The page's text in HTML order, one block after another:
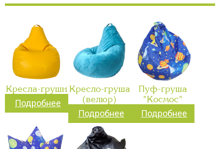
Кресла-груши
Подробнее
Кресло-груша
(велюр)
Подробнее
Пуф-груша
"Космос"
Подробнее